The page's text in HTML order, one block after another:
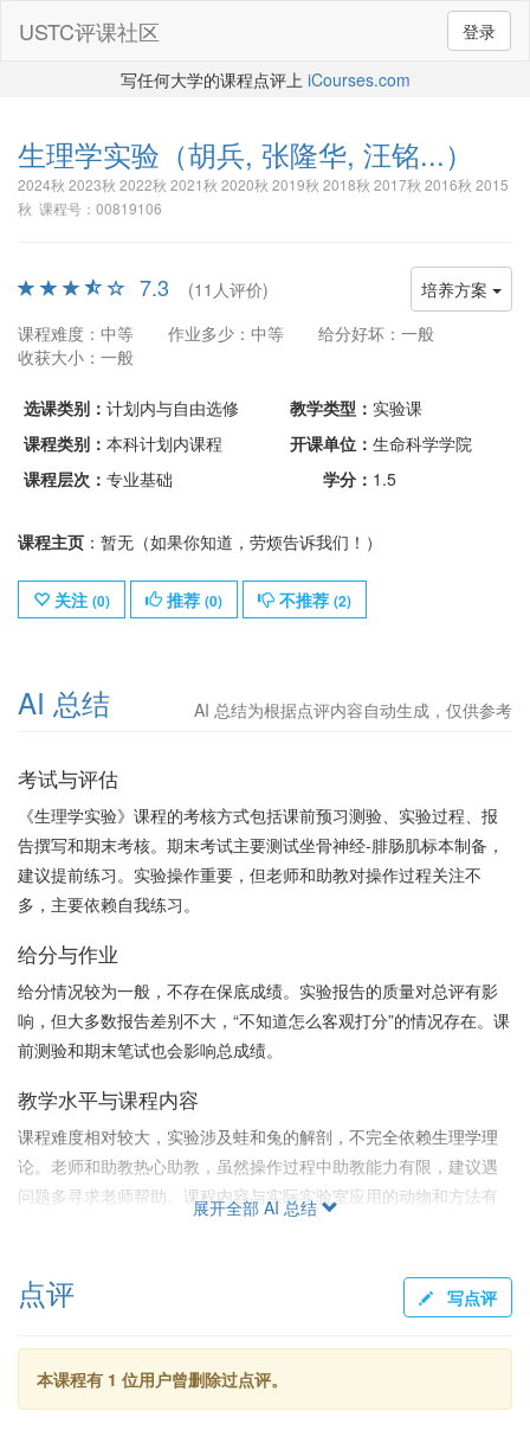
登录
USTC评课社区
写任何大学的课程点评上 iCourses.com
生理学实验 （胡兵, 张隆华, 汪铭...）
2024秋 2023秋 2022秋 2021秋 2020秋 2019秋 2018秋 2017秋 2016秋 2015
秋 课程号：00819106
培养方案
7.3
(11人评价)
课程难度：中等
作业多少：中等
给分好坏：一般
收获大小：一般
选课类别： 计划内与自由选修 教学类型： 实验课
课程类别： 本科计划内课程 开课单位： 生命科学学院
课程层次： 专业基础 学分： 1.5
课程主页 ：暂无（如果你知道，劳烦告诉我们！）
关注 (0) 推荐 (0) 不推荐 (2)
AI 总结 AI 总结为根据点评内容自动生成，仅供参考
考试与评估
《生理学实验》课程的考核方式包括课前预习测验、实验过程、报
告撰写和期末考核。期末考试主要测试坐骨神经-腓肠肌标本制备，
建议提前练习。实验操作重要，但老师和助教对操作过程关注不
多，主要依赖自我练习。
给分与作业
给分情况较为一般，不存在保底成绩。实验报告的质量对总评有影
响，但大多数报告差别不大，“不知道怎么客观打分”的情况存在。课
前测验和期末笔试也会影响总成绩。
教学水平与课程内容
课程难度相对较大，实验涉及蛙和兔的解剖，不完全依赖生理学理
论。老师和助教热心助教，虽然操作过程中助教能力有限，建议遇
问题多寻求老师帮助。课程内容与实际实验室应用的动物和方法有
学习体验
实验对杀生的熟练程度有所要求，也有学生从“惧怕杀生到癫狂屠
生理学方向不感兴趣的同学提前做好心理准备，因为多数学生在实
展开全部 AI 总结
点评 写点评
本课程有 1 位用户曾删除过点评。